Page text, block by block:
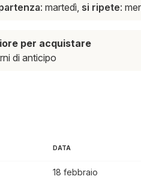
: martedì, si ripete:
per acquistare
di anticipo
DATA
18 febbraio